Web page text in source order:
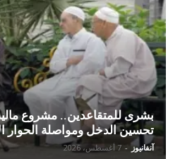
تحسين الدخل ومواصلة الحوار
آنفانيوز - 7 أغسطس، 2026